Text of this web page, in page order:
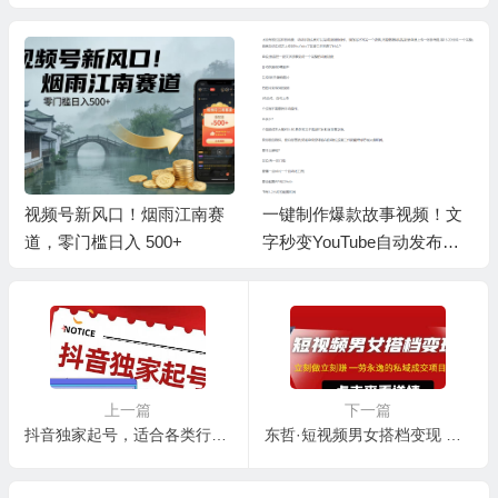
视频号新风口！烟雨江南赛
道，零门槛日入 500+
一键制作爆款故事视频！文
字秒变YouTube自动发布的
上一篇
抖音独家起号，适合各类行业（9节视频课）
下一篇